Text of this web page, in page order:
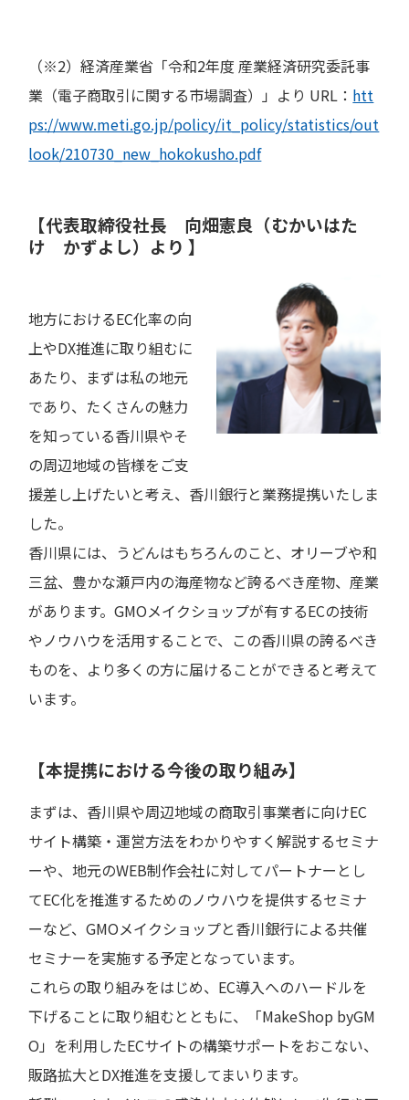
（※2）経済産業省「令和2年度 産業経済研究委託事
業（電子商取引に関する市場調査）」より URL： htt
ps://www.meti.go.jp/policy/it_policy/statistics/out
look/210730_new_hokokusho.pdf
【代表取締役社長 向畑憲良（むかいはた
け かずよし）より 】
地方におけるEC化率の向
上やDX推進に取り組むに
あたり、まずは私の地元
であり、たくさんの魅力
を知っている香川県やそ
の周辺地域の皆様をご支
援差し上げたいと考え、香川銀行と業務提携いたしま
した。
香川県には、うどんはもちろんのこと、オリーブや和
三盆、豊かな瀬戸内の海産物など誇るべき産物、産業
があります。GMOメイクショップが有するECの技術
やノウハウを活用することで、この香川県の誇るべき
ものを、より多くの方に届けることができると考えて
います。
【本提携における今後の取り組み】
まずは、香川県や周辺地域の商取引事業者に向けEC
サイト構築・運営方法をわかりやすく解説するセミナ
ーや、地元のWEB制作会社に対してパートナーとし
てEC化を推進するためのノウハウを提供するセミナ
ーなど、GMOメイクショップと香川銀行による共催
セミナーを実施する予定となっています。
これらの取り組みをはじめ、EC導入へのハードルを
下げることに取り組むとともに、「MakeShop byGM
O」を利用したECサイトの構築サポートをおこない、
販路拡大とDX推進を支援してまいります。